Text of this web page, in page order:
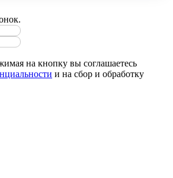
на кнопку вы соглашаетесь
и на сбор и обработку